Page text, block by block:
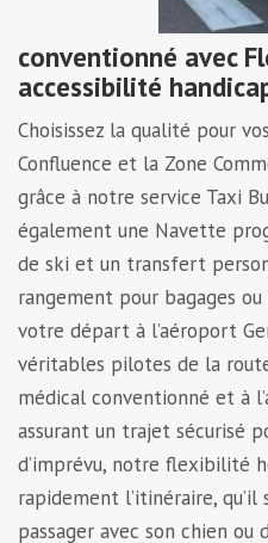
conventionné avec
accessibilité
Choisissez la qualité pour
Confluence et la Zone
grâce à notre service Taxi
également une Navette
de ski et un transfert
rangement pour bagages
votre départ à l’aéroport
véritables pilotes de la
médical conventionné et à
assurant un trajet sécurisé
d’imprévu, notre flexibilité
rapidement l’itinéraire, qu’il
passager avec son chien ou